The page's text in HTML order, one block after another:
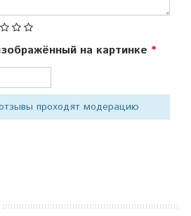
на картинке
проходят модерацию